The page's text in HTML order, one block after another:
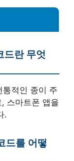
드란 무엇
통적인 종이 주
스마트폰 앱을
.
드를 어떻